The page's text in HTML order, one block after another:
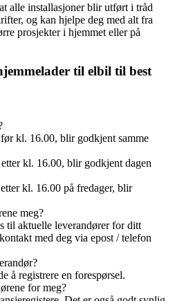
alle installasjoner blir utført i tråd
og kan hjelpe deg med alt fra
prosjekter i hjemmet eller på
til elbil til best
kl. 16.00, blir godkjent samme
kl. 16.00, blir godkjent dagen
kl. 16.00 på fredager, blir
meg?
til aktuelle leverandører for ditt
med deg via epost / telefon
å registrere en forespørsel.
for meg?